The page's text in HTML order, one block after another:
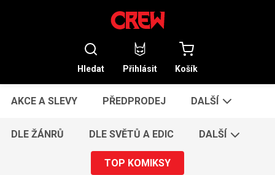
Hledat Přihlásit Košík
AKCE A SLEVY PŘEDPRODEJ DALŠÍ
DLE ŽÁNRŮ DLE SVĚTŮ A EDIC DALŠÍ
TOP KOMIKSY